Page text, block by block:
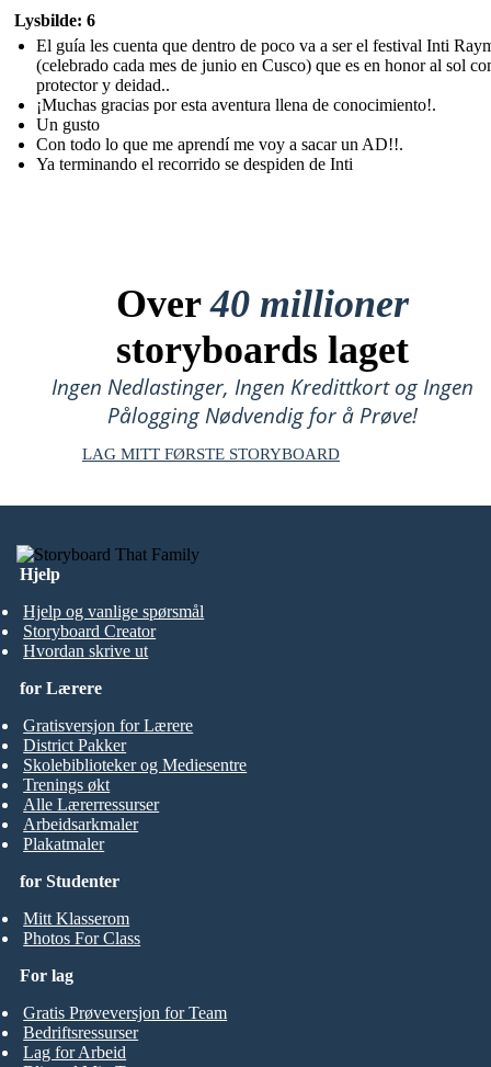
Lysbilde: 6
El guía les cuenta que dentro de poco va a ser el festival Inti
(celebrado cada mes de junio en Cusco) que es en honor al sol
protector y deidad..
¡Muchas gracias por esta aventura llena de conocimiento!.
Un gusto
Con todo lo que me aprendí me voy a sacar un AD!!.
Ya terminando el recorrido se despiden de Inti
Over40 millioner
storyboards laget
Ingen Nedlastinger, Ingen Kredittkort og Ingen
Pålogging Nødvendig for å Prøve!
LAG MITT FØRSTE STORYBOARD
Hjelp
Hjelp og vanlige spørsmål
Storyboard Creator
Hvordan skrive ut
for Studenter
Mitt Klasserom
Photos For Class
for Lærere
Gratisversjon for Lærere
District Pakker
Skolebiblioteker og Mediesentre
Trenings økt
Alle Lærerressurser
Arbeidsarkmaler
Plakatmaler
For lag
Gratis Prøveversjon for Team
Bedriftsressurser
Lag for Arbeid